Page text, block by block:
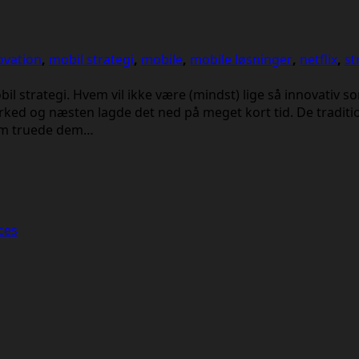
, mobil strategi, mobile, mobile løsninger, netflix,
strategi. Hvem vil ikke være (mindst) lige så innovativ
og næsten lagde det ned på meget kort tid. De
truede dem…